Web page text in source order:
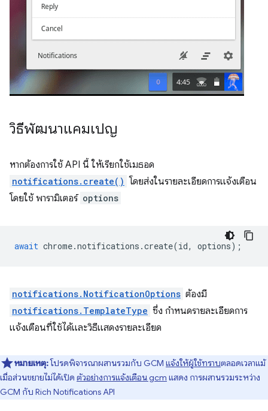
วิธีพัฒนาแคมเปญ
หากต้องการใช้ API นี้ ให้เรียกใช้เมธอด
notifications.create() โดยส่งในรายละเอียดการแจ้งเตือน
โดยใช้ พารามิเตอร์ options
await chrome.notifications .create(id, options);
notifications.NotificationOptions ต้องมี
notifications.TemplateType ซึ่ง กำหนดรายละเอียดการ
แจ้งเตือนที่ใช้ได้และวิธีแสดงรายละเอียด
หมายเหตุ:โปรดพิจารณาผสานรวมกับ GCM แจ้งให้ผู้ใช้ทราบตลอดเวลาแม้
เมื่อส่วนขยายไม่ได้เปิด ตัวอย่างการแจ้งเตือน gcm แสดง การผสานรวมระหว่าง
GCM กับ Rich Notifications API